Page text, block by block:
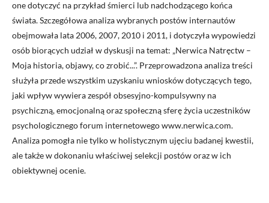
one dotyczyć na przykład śmierci lub nadchodzącego końca
świata. Szczegółowa analiza wybranych postów internautów
obejmowała lata 2006, 2007, 2010 i 2011, i dotyczyła wypowiedzi
osób biorących udział w dyskusji na temat: „Nerwica Natręctw –
Moja historia, objawy, co zrobić...”. Przeprowadzona analiza treści
służyła przede wszystkim uzyskaniu wniosków dotyczących tego,
jaki wpływ wywiera zespół obsesyjno-kompulsywny na
psychiczną, emocjonalną oraz społeczną sferę życia uczestników
psychologicznego forum internetowego www.nerwica.com.
Analiza pomogła nie tylko w holistycznym ujęciu badanej kwestii,
ale także w dokonaniu właściwej selekcji postów oraz w ich
obiektywnej ocenie.